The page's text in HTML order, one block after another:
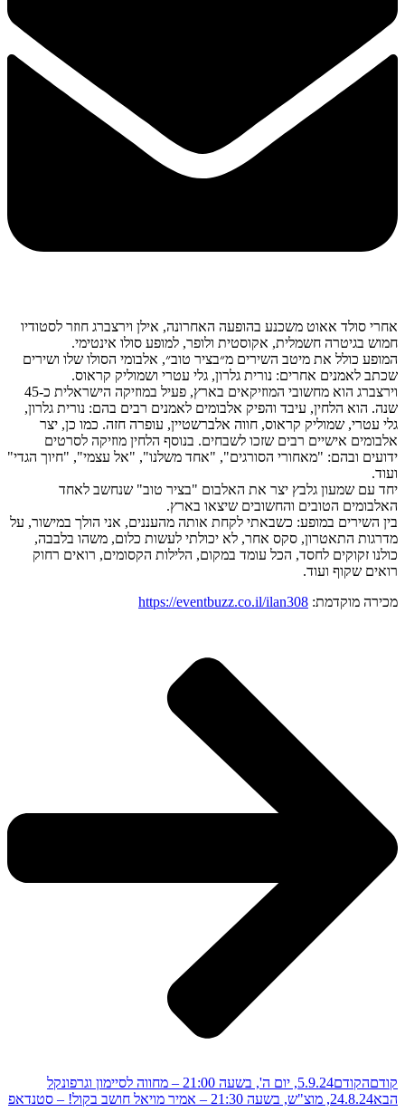
אחרי סולד אאוט משכנע בהופעה האחרונה, אילן וירצברג חוזר לסטודיו
חמוש בגיטרה חשמלית, אקוסטית ולופר, למופע סולו אינטימי.
המופע כולל את מיטב השירים מ״בציר טוב״, אלבומי הסולו שלו ושירים
שכתב לאמנים אחרים: נורית גלרון, גלי עטרי ושמוליק קראוס.
וירצברג הוא מחשובי המוזיקאים בארץ, פעיל במוזיקה הישראלית כ-45
שנה. הוא הלחין, עיבד והפיק אלבומים לאמנים רבים בהם: נורית גלרון,
גלי עטרי, שמוליק קראוס, חווה אלברשטיין, עופרה חזה. כמו כן, יצר
אלבומים אישיים רבים שזכו לשבחים. בנוסף הלחין מוזיקה לסרטים
ידועים ובהם: "מאחורי הסורגים", "אחד משלנו", "אל עצמי", "חיוך הגדי"
ועוד.
יחד עם שמעון גלבץ יצר את האלבום "בציר טוב" שנחשב לאחד
האלבומים הטובים והחשובים שיצאו בארץ.
בין השירים במופע: כשבאתי לקחת אותה מהעננים, אני הולך במישור, על
מדרגות התאטרון, סקס אחר, לא יכולתי לעשות כלום, משהו בלבבה,
כולנו זקוקים לחסד, הכל עומד במקום, הלילות הקסומים, רואים רחוק
רואים שקוף ועוד.
מכירה מוקדמת:
https://eventbuzz.co.il/ilan308
קודםהקודם5.9.24, יום ה', בשעה 21:00 – מחווה לסיימון וגרפונקל
הבא24.8.24, מוצ"ש, בשעה 21:30 – אמיר מויאל חושב בקול! – סטנדאפ